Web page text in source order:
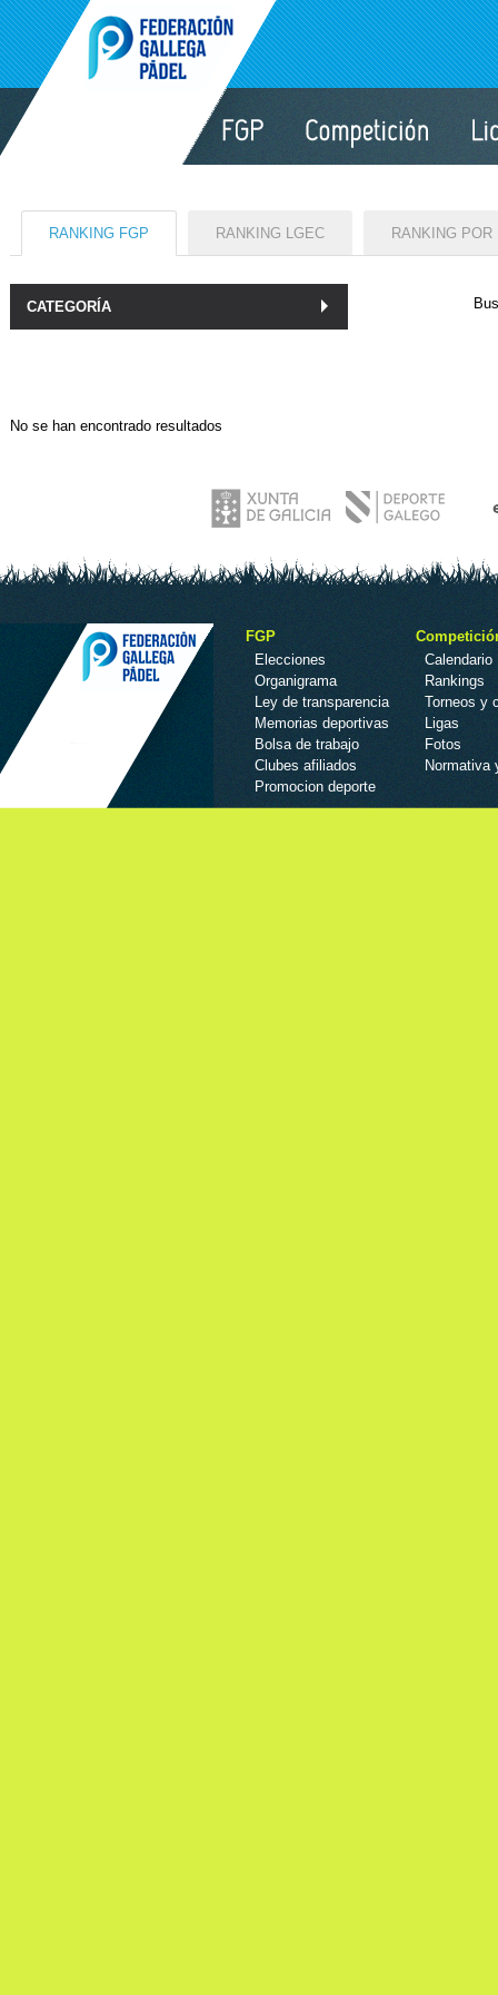
RANKING FGP RANKING LGEC RANKING POR
CATEGORÍA
No se han encontrado resultados
FGP
Elecciones
Organigrama
Ley de transparencia
Memorias deportivas
Bolsa de trabajo
Clubes afiliados
Promocion deporte
Calendario
Rankings
Torneos y
Ligas
Fotos
Normativa